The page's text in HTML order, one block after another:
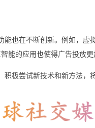
也在不断创新。例如，
能的应用也使得广告投放更
极尝试新技术和新方法，